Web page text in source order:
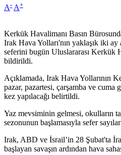
A- A+
Kerkük Havalimanı Basın
Irak Hava Yolları'nın yaklaşık iki
seferini bugün Uluslararası Kerkük
bildirildi.
Açıklamada, Irak Hava Yollarının
pazar, pazartesi, çarşamba ve cuma
kez yapılacağı belirtildi.
Yaz mevsiminin gelmesi, okulların
sezonunun başlamasıyla sefer
Irak, ABD ve İsrail’in 28 Şubat'ta
başlayan savaşın ardından hava